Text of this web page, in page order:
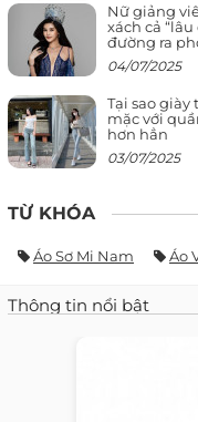
Nữ giảng
xách cả
đường ra
04/07/2025
Tại sao giày
mặc với
hơn hẳn
03/07/2025
TỪ KHÓA
Áo Sơ Mi Nam Áo
Thông tin nổi bật